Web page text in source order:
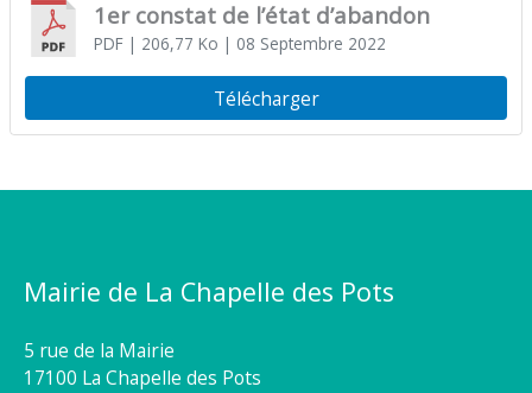
1er constat de l’état d’abandon
PDF| 206,77 Ko | 08 Septembre 2022
Télécharger
Mairie de La Chapelle des Pots
5 rue de la Mairie
17100 La Chapelle des Pots